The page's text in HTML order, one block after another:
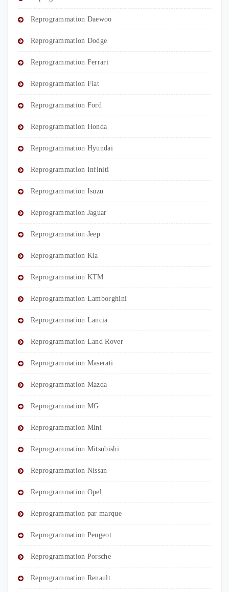
Reprogrammation Daewoo
Reprogrammation Dodge
Reprogrammation Ferrari
Reprogrammation Fiat
Reprogrammation Ford
Reprogrammation Honda
Reprogrammation Hyundai
Reprogrammation Infiniti
Reprogrammation Isuzu
Reprogrammation Jaguar
Reprogrammation Jeep
Reprogrammation Kia
Reprogrammation KTM
Reprogrammation Lamborghini
Reprogrammation Lancia
Reprogrammation Land Rover
Reprogrammation Maserati
Reprogrammation Mazda
Reprogrammation MG
Reprogrammation Mini
Reprogrammation Mitsubishi
Reprogrammation Nissan
Reprogrammation Opel
Reprogrammation par marque
Reprogrammation Peugeot
Reprogrammation Porsche
Reprogrammation Renault